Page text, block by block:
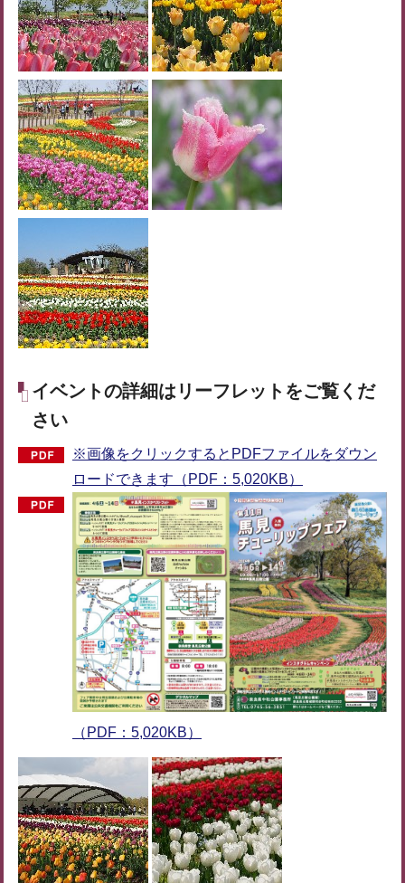
イベントの詳細はリーフレットをご覧くだ
さい
※画像をクリックするとPDFファイルをダウン
ロードできます（PDF：5,020KB）
（PDF：5,020KB）